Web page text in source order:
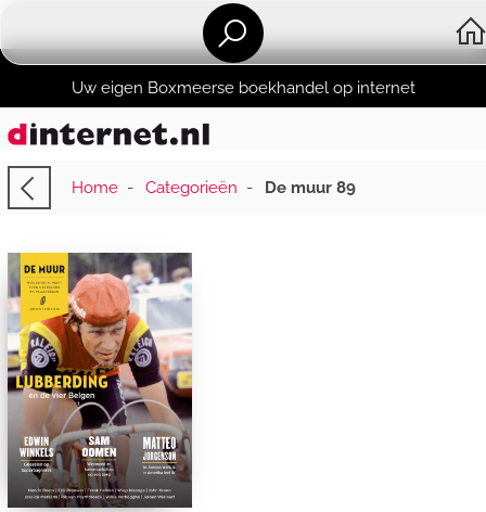
Uw eigen Boxmeerse boekhandel op internet
Home- Categorieën - De muur 89